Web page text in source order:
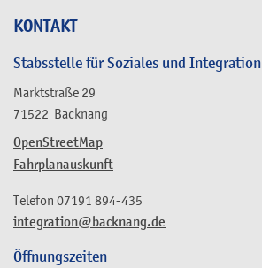
KONTAKT
Stabsstelle für Soziales und Integration
Marktstraße 29
71522 Backnang
OpenStreetMap
Fahrplanauskunft
integration@backnang.de
Telefon 07191 894-435
Öffnungszeiten